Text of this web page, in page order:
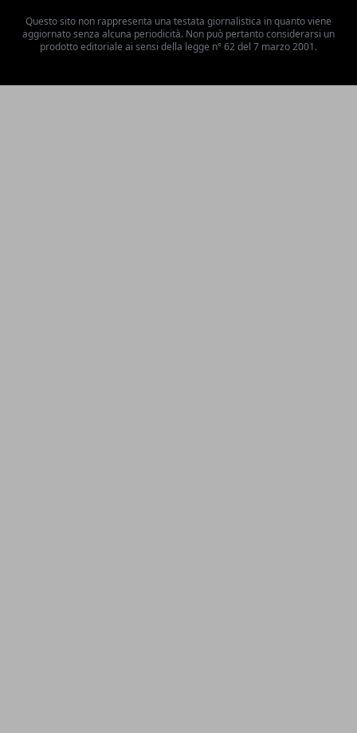
Questo sito non rappresenta una testata giornalistica in quanto viene
aggiornato senza alcuna periodicità. Non può pertanto considerarsi un
prodotto editoriale ai sensi della legge n° 62 del 7 marzo 2001.